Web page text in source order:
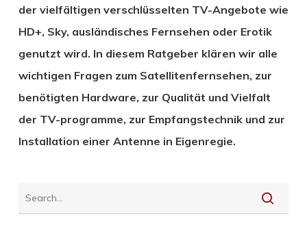
der vielfältigen verschlüsselten TV-Angebote wie
HD+, Sky, ausländisches Fernsehen oder Erotik
genutzt wird. In diesem Ratgeber klären wir alle
wichtigen Fragen zum Satellitenfernsehen, zur
benötigten Hardware, zur Qualität und Vielfalt
der TV-programme, zur Empfangstechnik und zur
Installation einer Antenne in Eigenregie.